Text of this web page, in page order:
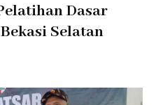
Dasar
Selatan